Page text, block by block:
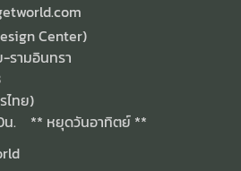
Center)
รามอินทรา
ไทย)
น. ** หยุดวันอาทิตย์ **